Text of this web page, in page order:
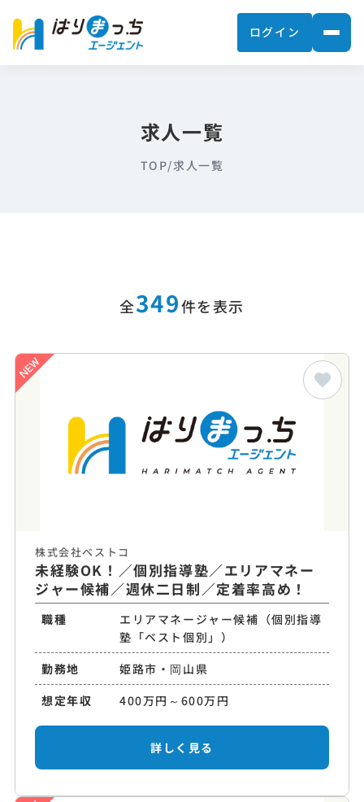
ログイン
求人一覧
TOP/求人一覧
全349件を表示
株式会社ベストコ
未経験OK！／個別指導塾／エリアマネー
ジャー候補／週休二日制／定着率高め！
職種
エリアマネージャー候補（個別指導
塾「ベスト個別」）
勤務地
姫路市・岡山県
想定年収
400万円～600万円
詳しく見る